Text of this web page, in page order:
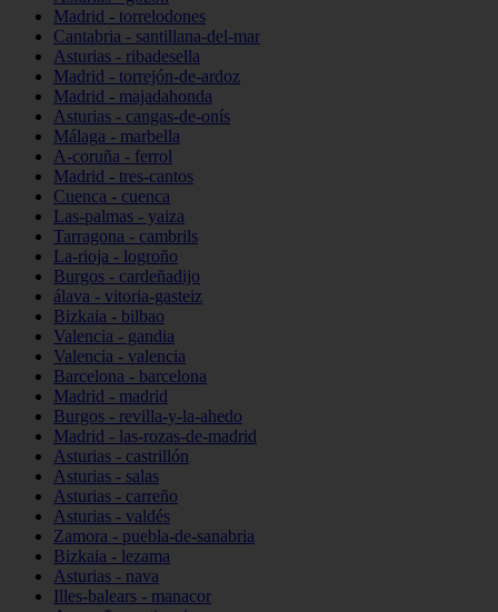
Madrid - torrelodones
Cantabria - santillana-del-mar
Asturias - ribadesella
Madrid - torrejón-de-ardoz
Madrid - majadahonda
Asturias - cangas-de-onís
Málaga - marbella
A-coruña - ferrol
Madrid - tres-cantos
Cuenca - cuenca
Las-palmas - yaiza
Tarragona - cambrils
La-rioja - logroño
Burgos - cardeñadijo
álava - vitoria-gasteiz
Bizkaia - bilbao
Valencia - gandia
Valencia - valencia
Barcelona - barcelona
Madrid - madrid
Burgos - revilla-y-la-ahedo
Madrid - las-rozas-de-madrid
Asturias - castrillón
Asturias - salas
Asturias - carreño
Asturias - valdés
Zamora - puebla-de-sanabria
Bizkaia - lezama
Asturias - nava
Illes-balears - manacor